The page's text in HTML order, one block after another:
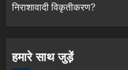
निराशावादी विकृतीकरण?
हमारे साथ जुड़ें